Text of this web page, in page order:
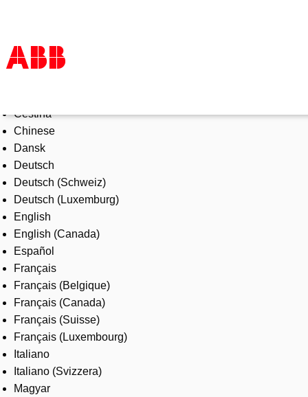
Products & Solutions
Industries
Services
About us
Where to buy
Contact us
Careers
Čeština
Chinese
Dansk
Deutsch
Deutsch (Schweiz)
Deutsch (Luxemburg)
English
English (Canada)
Español
Français
Français (Belgique)
Français (Canada)
Français (Suisse)
Français (Luxembourg)
Italiano
Italiano (Svizzera)
Magyar